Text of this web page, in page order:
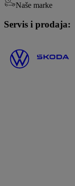
Naše marke
Servis i prodaja: